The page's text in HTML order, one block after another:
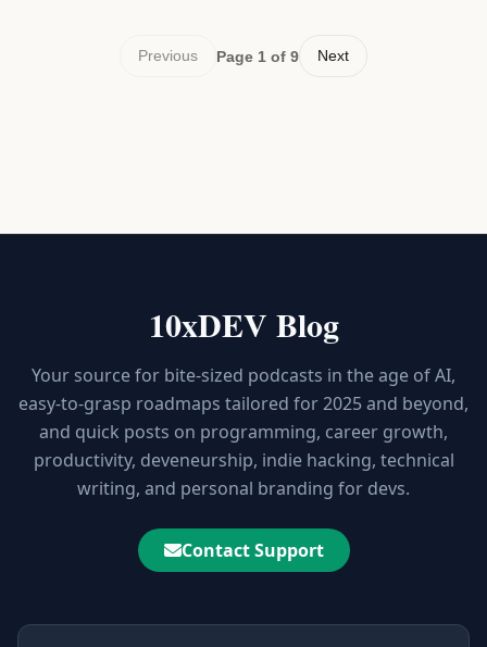
噩梦中惊醒，这场噩梦永远地改变了游戏规则。 一个计算机病毒，
Previous Page 1 of 9 Next
10xDEV Blog
Your source for bite-sized podcasts in the age of AI,
easy-to-grasp roadmaps tailored for 2025 and beyond,
and quick posts on programming, career growth,
productivity, deveneurship, indie hacking, technical
writing, and personal branding for devs.
Contact Support